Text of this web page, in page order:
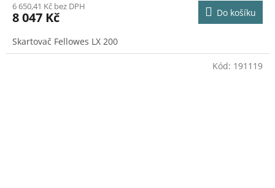
6 650,41 Kč bez DPH
8 047 Kč Do košíku
Skartovač Fellowes LX 200
Kód: 191119